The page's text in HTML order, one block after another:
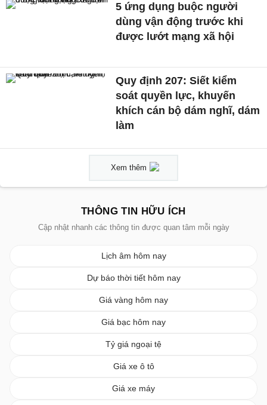
5 ứng dụng buộc người
dùng vận động trước khi
được lướt mạng xã hội
Quy định 207: Siết kiểm
soát quyền lực, khuyến
khích cán bộ dám nghĩ, dám
làm
Xem thêm
THÔNG TIN HỮU ÍCH
Cập nhật nhanh các thông tin được quan tâm mỗi ngày
Lịch âm hôm nay
Dự báo thời tiết hôm nay
Giá vàng hôm nay
Giá bạc hôm nay
Tỷ giá ngoại tệ
Giá xe ô tô
Giá xe máy